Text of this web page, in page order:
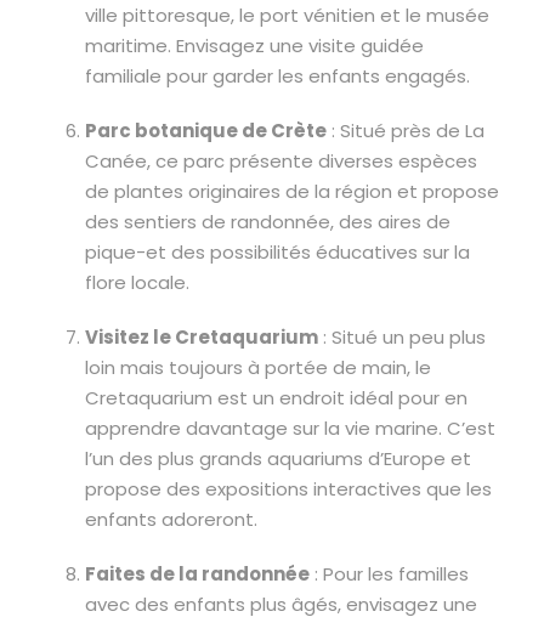
ville pittoresque, le port vénitien et le musée
maritime. Envisagez une visite guidée
familiale pour garder les enfants engagés.
Parc botanique de Crète : Situé près de La
Canée, ce parc présente diverses espèces
de plantes originaires de la région et propose
des sentiers de randonnée, des aires de
pique-et des possibilités éducatives sur la
flore locale.
Visitez le Cretaquarium : Situé un peu plus
loin mais toujours à portée de main, le
Cretaquarium est un endroit idéal pour en
apprendre davantage sur la vie marine. C’est
l’un des plus grands aquariums d’Europe et
propose des expositions interactives que les
enfants adoreront.
Faites de la randonnée : Pour les familles
avec des enfants plus âgés, envisagez une